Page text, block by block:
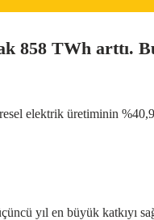
TWh arttı.
elektrik üretiminin
yıl en büyük katkıyı